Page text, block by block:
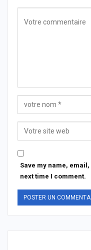
Save my name,
next time I comment.